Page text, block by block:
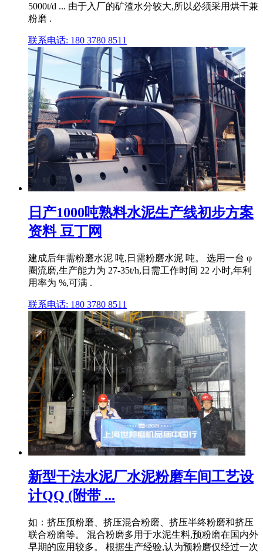
5000t/d ... 由于入厂的矿渣水分较大,所以必须采用烘干兼
粉磨 .
联系电话: 180 3780 8511
日产1000吨熟料水泥生产线初步方案
资料 豆丁网
建成后年需粉磨水泥 吨,日需粉磨水泥 吨。 选用一台 φ
圈流磨,生产能力为 27‐35t/h,日需工作时间 22 小时,年利
用率为 %,可满 .
联系电话: 180 3780 8511
新型干法水泥厂水泥粉磨车间工艺设
计QQ (附带 ...
如：挤压预粉磨、挤压混合粉磨、挤压半终粉磨和挤压
联合粉磨等。 混合粉磨多用于水泥生料,预粉磨在国内外
早期的应用较多。 根据生产经验,认为预粉磨仅经过一次